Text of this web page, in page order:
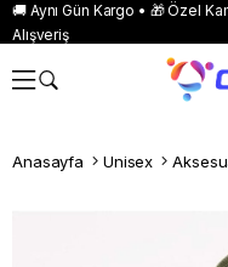
🚚 Aynı Gün Kargo • 🎁 Özel
Alışveriş
Anasayfa Unisex